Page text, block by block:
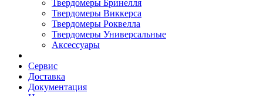
Твердомеры Бринелля
Твердомеры Виккерса
Твердомеры Роквелла
Твердомеры Универсальные
Аксессуары
Сервис
Доставка
Документация